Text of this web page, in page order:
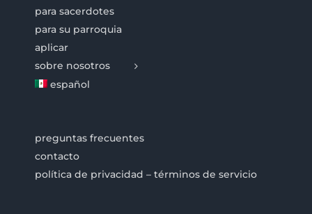
para sacerdotes
para su parroquia
aplicar
sobre nosotros
español
preguntas frecuentes
contacto
política de privacidad – términos de servicio